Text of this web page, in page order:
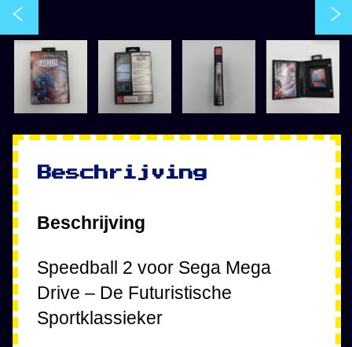
Beschrijving
Beschrijving
Speedball 2 voor Sega Mega
Drive – De Futuristische
Sportklassieker